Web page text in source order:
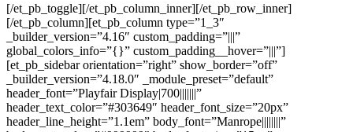
[/et_pb_toggle][/et_pb_column_inner][/et_pb_row_inner]
[/et_pb_column][et_pb_column type=”1_3″
_builder_version=”4.16″ custom_padding=”|||”
global_colors_info=”{}” custom_padding__hover=”|||”]
[et_pb_sidebar orientation=”right” show_border=”off”
_builder_version=”4.18.0″ _module_preset=”default”
header_font=”Playfair Display|700|||||||”
header_text_color=”#303649″ header_font_size=”20px”
header_line_height=”1.1em” body_font=”Manrope||||||||”